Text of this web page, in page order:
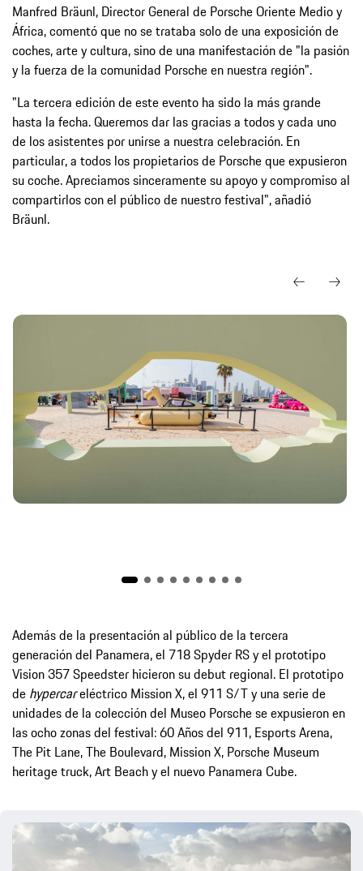
Manfred Bräunl, Director General de Porsche Oriente Medio y
África, comentó que no se trataba solo de una exposición de
coches, arte y cultura, sino de una manifestación de "la pasión
y la fuerza de la comunidad Porsche en nuestra región".
"La tercera edición de este evento ha sido la más grande
hasta la fecha. Queremos dar las gracias a todos y cada uno
de los asistentes por unirse a nuestra celebración. En
particular, a todos los propietarios de Porsche que expusieron
su coche. Apreciamos sinceramente su apoyo y compromiso al
compartirlos con el público de nuestro festival", añadió
Bräunl.
Además de la presentación al público de la tercera
generación del Panamera, el 718 Spyder RS y el prototipo
Vision 357 Speedster hicieron su debut regional. El prototipo
de hypercareléctrico Mission X, el 911 S/T y una serie de
unidades de la colección del Museo Porsche se expusieron en
las ocho zonas del festival: 60 Años del 911, Esports Arena,
The Pit Lane, The Boulevard, Mission X, Porsche Museum
heritage truck, Art Beach y el nuevo Panamera Cube.